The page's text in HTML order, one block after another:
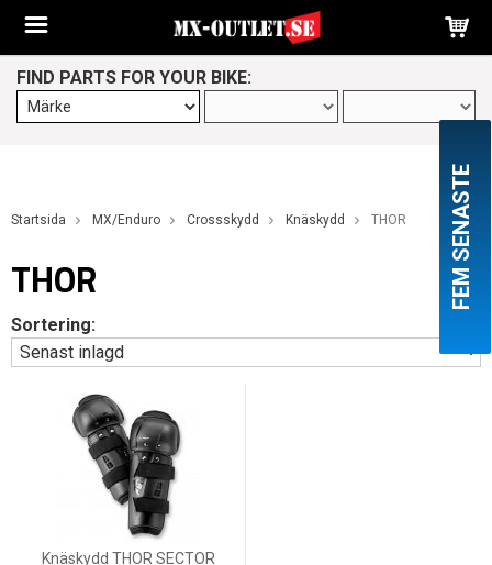
FIND PARTS FOR YOUR BIKE:
Startsida MX/Enduro Crossskydd Knäskydd THOR
THOR
Sortering:
Knäskydd THOR SECTOR
FEM SENASTE